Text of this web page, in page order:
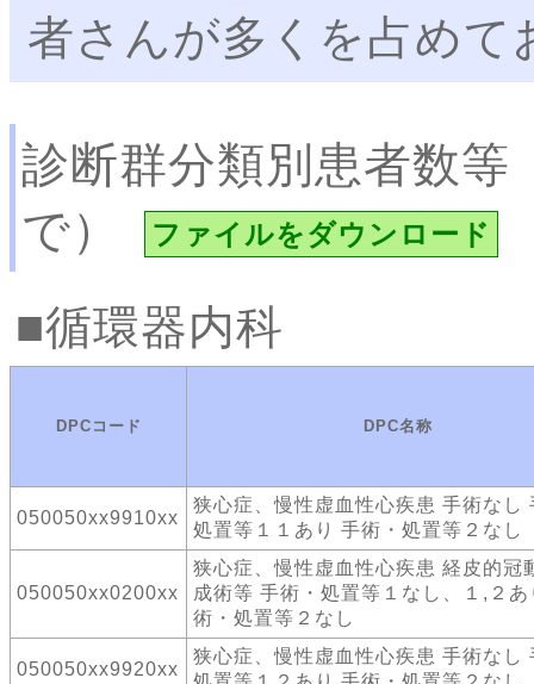
者さんが多くを占めて
診断群分類別患者数等
で）
ファイルをダウンロード
循環器内科
DPCコード DPC名称
050050xx9910xx
狭心症、慢性虚血性心疾患 手術なし
処置等１１あり 手術・処置等２なし
050050xx0200xx
狭心症、慢性虚血性心疾患 経皮的冠
成術等 手術・処置等１なし、１,２あ
術・処置等２なし
050050xx9920xx
狭心症、慢性虚血性心疾患 手術なし